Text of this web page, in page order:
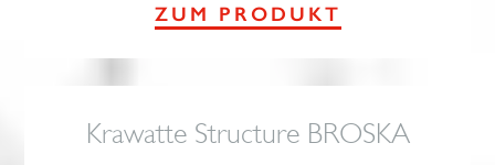
ZUM PRODUKT
Krawatte Structure BROSKA